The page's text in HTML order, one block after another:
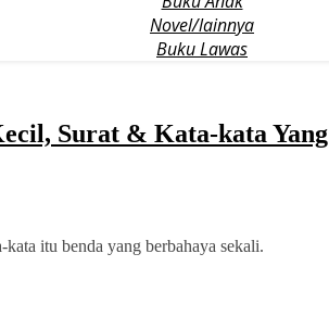
Novel/lainnya
Buku Lawas
Surat & Kata-kata Yang
itu benda yang berbahaya sekali.